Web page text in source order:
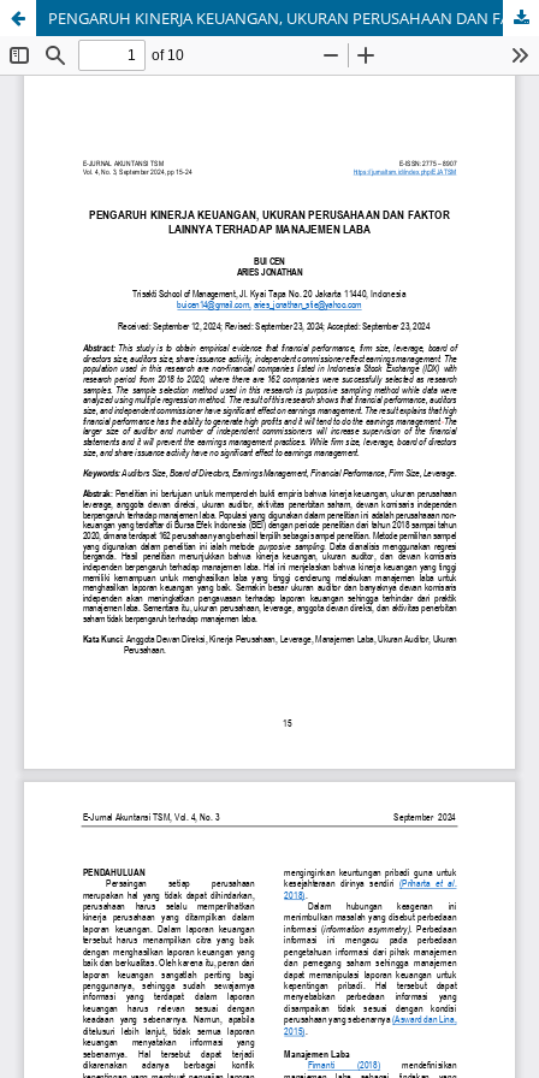
PENGARUH KINERJA KEUANGAN, UKURAN PERUSAHAAN DAN FAKTOR LAINNYA TERHADAP MANAJEMEN LABA